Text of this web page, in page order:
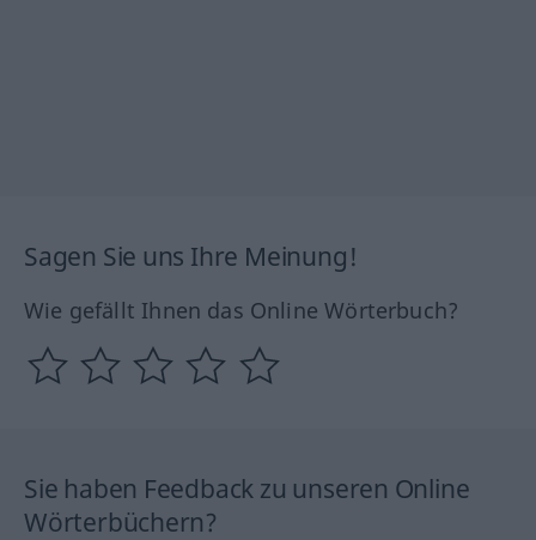
Sagen Sie uns Ihre Meinung!
Wie gefällt Ihnen das Online Wörterbuch?
Sie haben Feedback zu unseren Online
Wörterbüchern?